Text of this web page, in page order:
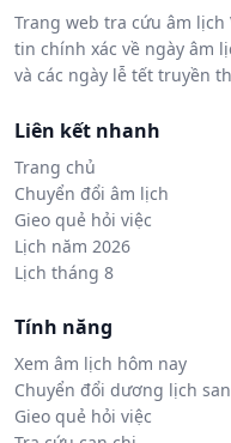
Trang web tra cứu âm
tin chính xác về ngày âm
và các ngày lễ tết truyền
Liên kết nhanh
Trang chủ
Chuyển đổi âm lịch
Gieo quẻ hỏi việc
Lịch năm 2026
Lịch tháng 8
Tính năng
Xem âm lịch hôm nay
Chuyển đổi dương lịch
Gieo quẻ hỏi việc